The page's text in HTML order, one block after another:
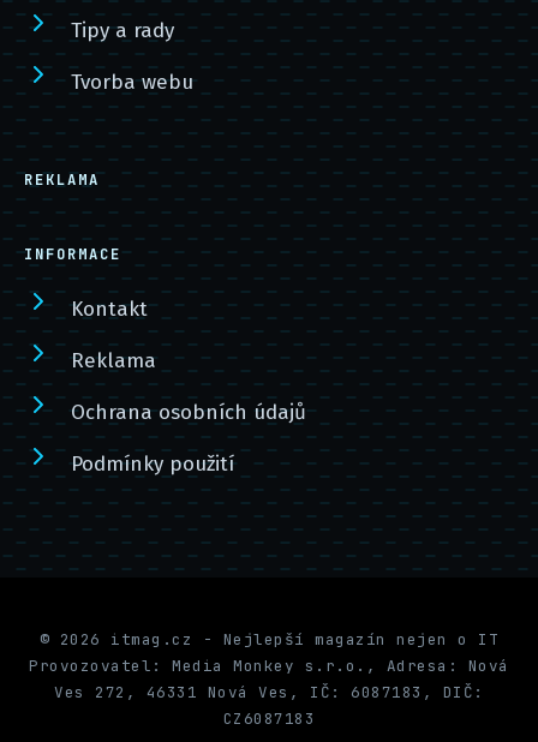
Tipy a rady
Tvorba webu
REKLAMA
INFORMACE
Kontakt
Reklama
Ochrana osobních údajů
Podmínky použití
© 2026 itmag.cz - Nejlepší magazín nejen o IT
Provozovatel: Media Monkey s.r.o., Adresa: Nová
Ves 272, 46331 Nová Ves, IČ: 6087183, DIČ:
CZ6087183